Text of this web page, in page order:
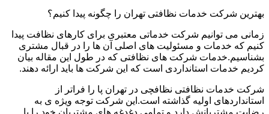
بهترین شرکت خدمات نظافتی تهران را چگونه پیدا کنیم؟
زمانی می توانیم شرکت خدماتی معتبری برای کارهای نظافت پیدا
کنیم که خدمات و مسئولیت های اصلی آن ها را در قبال مشتری
بشناسیم.خدمات شرکت های نظافتی که در طول این مقاله بیان
کردیم خدمات استانداردی است که این شرکت ها باید ارائه دهند.
شرکت خدمات نظافتی نظافچی در تهران پا را فراتر از
استانداردهای اولیه گذاشته است.این شرکت توجه ویژه ی به
رضایت مشتریانش دارد و تمامی دغدغه های مشتریان خود را با